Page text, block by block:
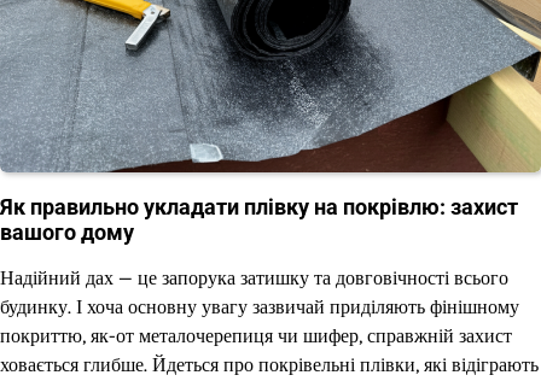
Як правильно укладати плівку на покрівлю: захист
вашого дому
Надійний дах — це запорука затишку та довговічності всього
будинку. І хоча основну увагу зазвичай приділяють фінішному
покриттю, як-от металочерепиця чи шифер, справжній захист
ховається глибше. Йдеться про покрівельні плівки, які відіграють